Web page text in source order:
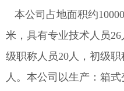
本公司占地面积约
米，具有专业技术人员
级职称人员20人，初级
人。本公司以生产：箱